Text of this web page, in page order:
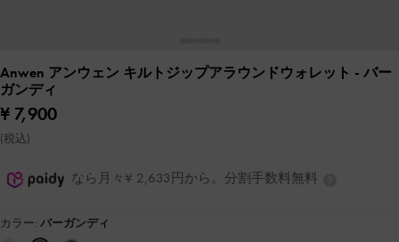
Anwen アンウェン キルトジップアラウンドウォレット - バー
ガンディ
¥ 7,900
(税込)
なら月々¥ 2,633円から。分割手数料無料
カラー: バーガンディ